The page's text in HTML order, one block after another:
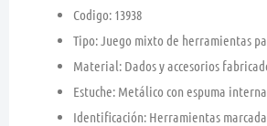
Codigo: 13938
Tipo:Juego mixto de herramientas
Material: Dados y accesorios
Estuche: Metálico con espuma
Identificación: Herramientas